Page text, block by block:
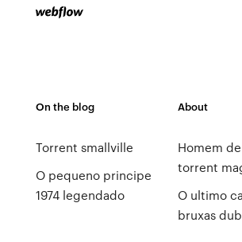
On the blog
Torrent smallville
O pequeno principe
1974 legendado
About
Homem
torrent
O ultimo
bruxas